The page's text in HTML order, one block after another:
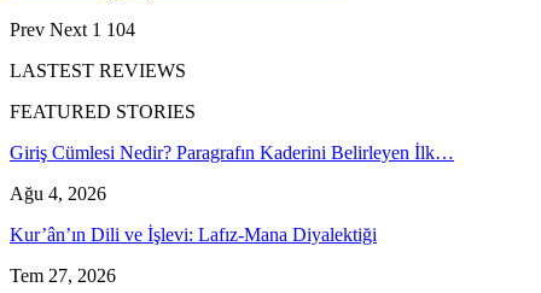
Prev Next 1 104
LASTEST REVIEWS
FEATURED STORIES
Giriş Cümlesi Nedir? Paragrafın Kaderini Belirleyen İlk…
Ağu 4, 2026
Kur’ân’ın Dili ve İşlevi: Lafız-Mana Diyalektiği
Tem 27, 2026